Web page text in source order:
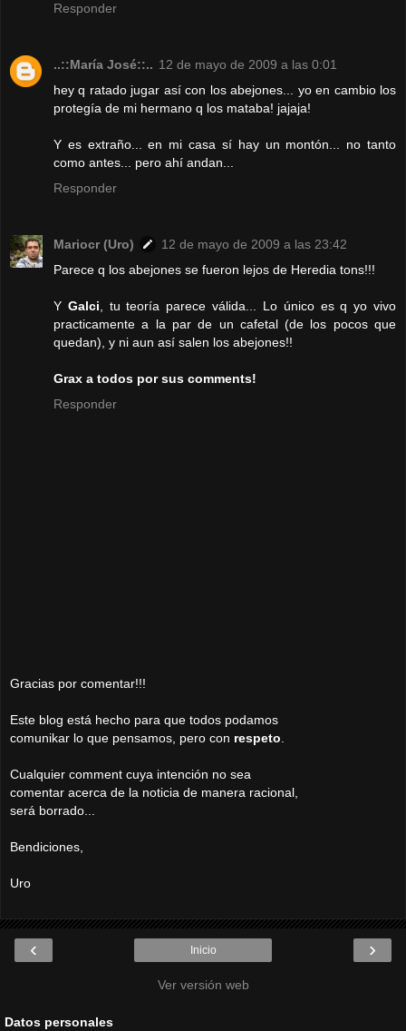
Responder
..::María José::.. 12 de mayo de 2009 a las 0:01
hey q ratado jugar así con los abejones... yo en cambio los
protegía de mi hermano q los mataba! jajaja!
Y es extraño... en mi casa sí hay un montón... no tanto
como antes... pero ahí andan...
Responder
Mariocr (Uro)
12 de mayo de 2009 a las 23:42
Parece q los abejones se fueron lejos de Heredia tons!!!
Y Galci, tu teoría parece válida... Lo único es q yo vivo
practicamente a la par de un cafetal (de los pocos que
quedan), y ni aun así salen los abejones!!
Grax a todos por sus comments!
Responder
Gracias por comentar!!!
Este blog está hecho para que todos podamos
comunikar lo que pensamos, pero con respeto
Cualquier comment cuya intención no sea
comentar acerca de la noticia de manera racional,
será borrado...
Bendiciones,
Uro
‹ ›
Inicio
Ver versión web
Datos personales